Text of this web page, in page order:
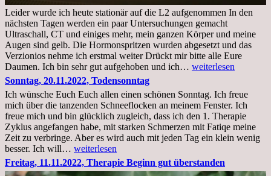
Leider wurde ich heute stationär auf die L2 aufgenommen In den
nächsten Tagen werden ein paar Untersuchungen gemacht
Ultraschall, CT und einiges mehr, mein ganzen Körper und meine
Augen sind gelb. Die Hormonspritzen wurden abgesetzt und das
Verzionios nehme ich erstmal weiter Drückt mir bitte alle Eure
Daumen. Ich bin sehr gut aufgehoben und ich… Mittwoch.
Krankenhaus
stationär
weiterlesen
Sonntag, 20.11.2022, Todensonntag
Ich wünsche Euch Euch allen einen schönen Sonntag. Ich freue
mich über die tanzenden Schneeflocken an meinem Fenster. Ich
freue mich und bin glücklich zugleich, dass ich den 1. Therapie
Zyklus angefangen habe, mit starken Schmerzen mit Fatiqe meine
Zeit zu verbringe. Aber es wird auch mit jeden Tag ein klein wenig
besser. Ich will… Sonntag,
20.11.2022,
Todensonntag
weiterlesen
Freitag, 11.11.2022, Therapie Beginn gut überstanden